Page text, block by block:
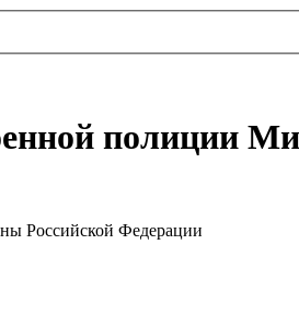
полиции
Российской Федерации